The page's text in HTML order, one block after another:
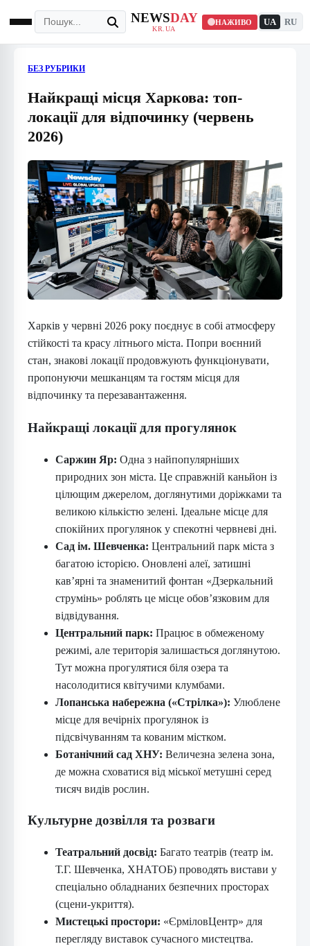
NEWSDAY
KR.UA
НАЖИВО UA RU
БЕЗ РУБРИКИ
Найкращі місця Харкова: топ-
локації для відпочинку (червень
2026)
Харків у червні 2026 року поєднує в собі атмосферу
стійкості та красу літнього міста. Попри воєнний
стан, знакові локації продовжують функціонувати,
пропонуючи мешканцям та гостям місця для
відпочинку та перезавантаження.
Найкращі локації для прогулянок
Саржин Яр: Одна з найпопулярніших
природних зон міста. Це справжній каньйон із
цілющим джерелом, доглянутими доріжками та
великою кількістю зелені. Ідеальне місце для
спокійних прогулянок у спекотні червневі дні.
Сад ім. Шевченка: Центральний парк міста з
багатою історією. Оновлені алеї, затишні
кав’ярні та знаменитий фонтан «Дзеркальний
струмінь» роблять це місце обов’язковим для
відвідування.
Центральний парк: Працює в обмеженому
режимі, але територія залишається доглянутою.
Тут можна прогулятися біля озера та
насолодитися квітучими клумбами.
Лопанська набережна («Стрілка»): Улюблене
місце для вечірніх прогулянок із
підсвічуванням та кованим містком.
Ботанічний сад ХНУ: Величезна зелена зона,
де можна сховатися від міської метушні серед
тисяч видів рослин.
Культурне дозвілля та розваги
Театральний досвід: Багато театрів (театр ім.
Т.Г. Шевченка, ХНАТОБ) проводять вистави у
спеціально обладнаних безпечних просторах
(сцени-укриття).
Мистецькі простори: «ЄрміловЦентр» для
перегляду виставок сучасного мистецтва.